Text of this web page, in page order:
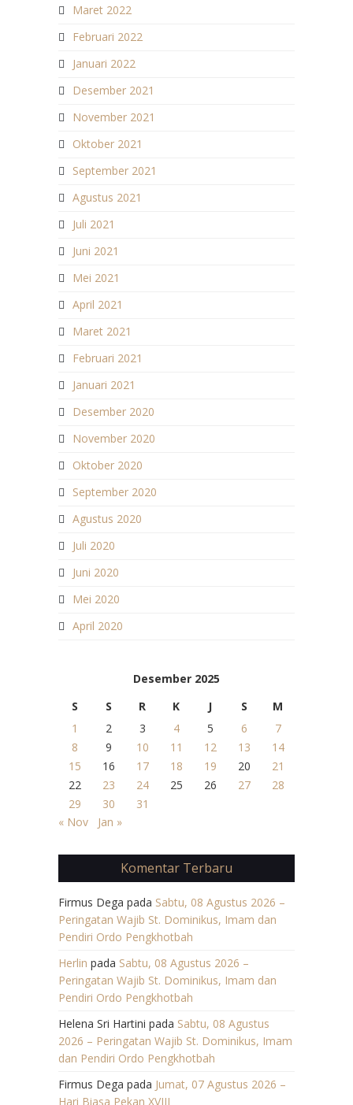
Maret 2022
Februari 2022
Januari 2022
Desember 2021
November 2021
Oktober 2021
September 2021
Agustus 2021
Juli 2021
Juni 2021
Mei 2021
April 2021
Maret 2021
Februari 2021
Januari 2021
Desember 2020
November 2020
Oktober 2020
September 2020
Agustus 2020
Juli 2020
Juni 2020
Mei 2020
April 2020
Desember 2025
S
S R K J S
M
1
2 3 4 5 6
7
8
9 10 11 12 13
14
15
16 17 18 19 20
21
22
23 24 25 26 27
28
29
30
31
« Nov
Jan »
Komentar Terbaru
Firmus Dega pada Sabtu, 08 Agustus 2026 –
Peringatan Wajib St. Dominikus, Imam dan
Pendiri Ordo Pengkhotbah
Herlin pada Sabtu, 08 Agustus 2026 –
Peringatan Wajib St. Dominikus, Imam dan
Pendiri Ordo Pengkhotbah
Helena Sri Hartini pada Sabtu, 08 Agustus
2026 – Peringatan Wajib St. Dominikus, Imam
dan Pendiri Ordo Pengkhotbah
Firmus Dega pada Jumat, 07 Agustus 2026 –
Hari Biasa Pekan XVIII